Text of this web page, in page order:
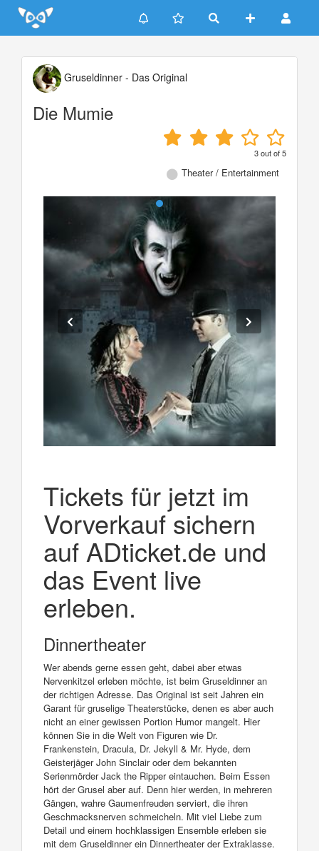
Update cookies preferences
Gruseldinner - Das Original
Die Mumie
3out of5
Theater / Entertainment
Tickets für jetzt im
Vorverkauf sichern
auf ADticket.de und
das Event live
erleben.
Dinnertheater
Wer abends gerne essen geht, dabei aber etwas
Nervenkitzel erleben möchte, ist beim Gruseldinner an
der richtigen Adresse. Das Original ist seit Jahren ein
Garant für gruselige Theaterstücke, denen es aber auch
nicht an einer gewissen Portion Humor mangelt. Hier
können Sie in die Welt von Figuren wie Dr.
Frankenstein, Dracula, Dr. Jekyll & Mr. Hyde, dem
Geisterjäger John Sinclair oder dem bekannten
Serienmörder Jack the Ripper eintauchen. Beim Essen
hört der Grusel aber auf. Denn hier werden, in mehreren
Gängen, wahre Gaumenfreuden serviert, die ihren
Geschmacksnerven schmeicheln. Mit viel Liebe zum
Detail und einem hochklassigen Ensemble erleben sie
mit dem Gruseldinner ein Dinnertheater der Extraklasse.